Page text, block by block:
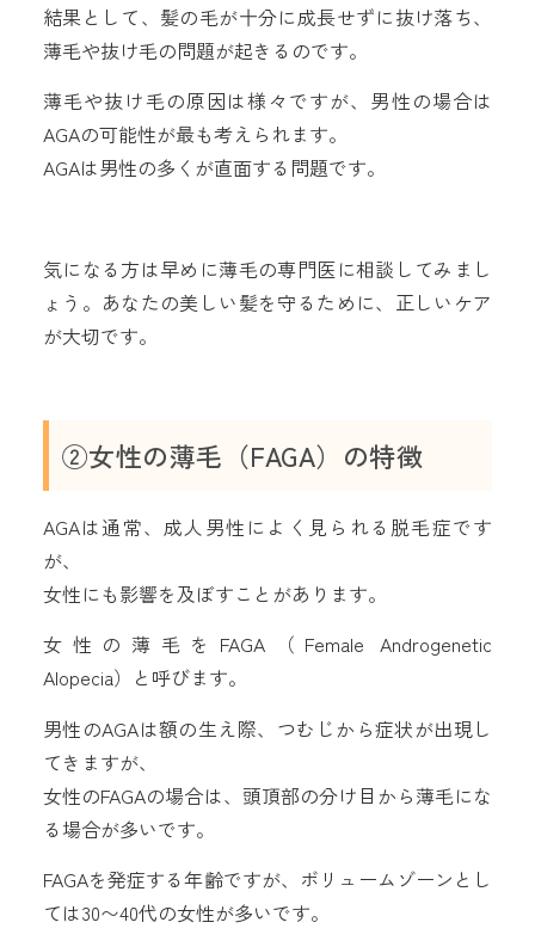
結果として、髪の毛が十分に成長せずに抜け落ち、
薄毛や抜け毛の問題が起きるのです。
薄毛や抜け毛の原因は様々ですが、男性の場合は
AGAの可能性が最も考えられます。
AGAは男性の多くが直面する問題です。
気になる方は早めに薄毛の専門医に相談してみまし
ょう。あなたの美しい髪を守るために、正しいケア
が大切です。
②女性の薄毛（FAGA）の特徴
AGAは通常、成人男性によく見られる脱毛症です
が、
女性にも影響を及ぼすことがあります。
女性の薄毛をFAGA（Female Androgenetic
Alopecia）と呼びます。
男性のAGAは額の生え際、つむじから症状が出現し
てきますが、
女性のFAGAの場合は、頭頂部の分け目から薄毛にな
る場合が多いです。
FAGAを発症する年齢ですが、ボリュームゾーンとし
ては30〜40代の女性が多いです。